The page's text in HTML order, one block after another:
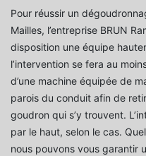
Pour réussir un
Mailles, l’entreprise BRUN
disposition une équipe
l’intervention se fera au
d’une machine équipée de
parois du conduit afin de
goudron qui s’y trouvent.
par le haut, selon le cas.
nous pouvons vous garantir